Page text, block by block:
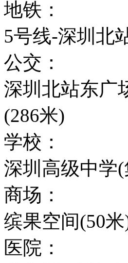
地铁：
5号线-深圳北
公交：
深圳北站东广
(286米)
学校：
深圳高级中学
商场：
缤果空间(50
医院：